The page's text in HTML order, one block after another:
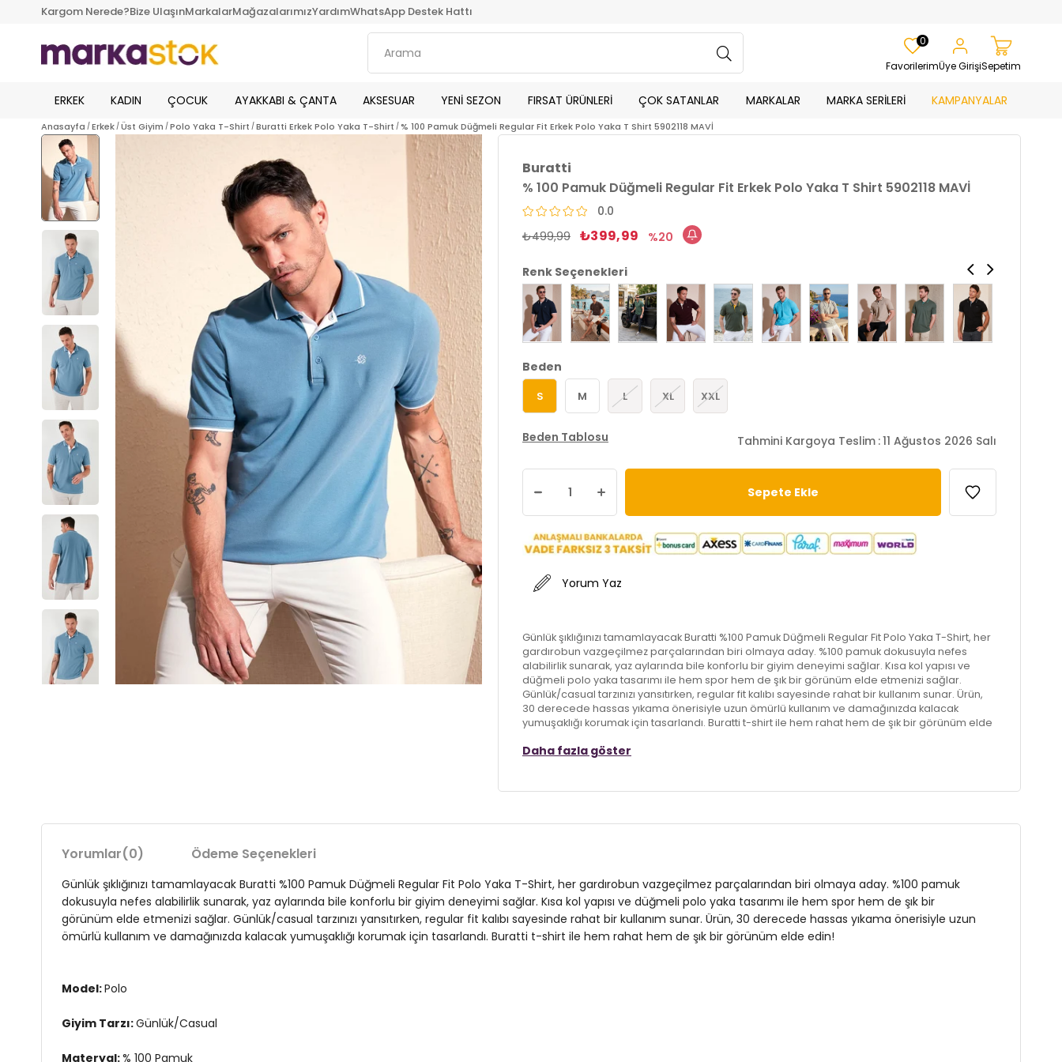
Kargom Nerede?Bize UlaşınMarkalarMağazalarımızYardımWhatsApp Destek Hattı
Favorilerim
0
Üye GirişiSepetim
ERKEK KADIN ÇOCUK AYAKKABI & ÇANTA AKSESUAR YENİ SEZON FIRSAT ÜRÜNLERİ ÇOK SATANLAR MARKALAR MARKA SERİLERİ KAMPANYALAR
Anasayfa Erkek Üst Giyim Polo Yaka T-Shirt Buratti Erkek Polo Yaka T-Shirt % 100 Pamuk Düğmeli Regular Fit Erkek Polo Yaka T Shirt 5902118 MAVİ
Buratti
% 100 Pamuk Düğmeli Regular Fit Erkek Polo Yaka T Shirt 5902118 MAVİ
0.0
₺499,99 ₺399,99 20
Renk Seçenekleri
Beden
S M L XL XXL
Beden Tablosu Tahmini Kargoya Teslim :11 Ağustos 2026 Salı
Yorum Yaz
Günlük şıklığınızı tamamlayacak Buratti %100 Pamuk Düğmeli Regular Fit Polo Yaka T-Shirt, her
gardırobun vazgeçilmez parçalarından biri olmaya aday. %100 pamuk dokusuyla nefes
alabilirlik sunarak, yaz aylarında bile konforlu bir giyim deneyimi sağlar. Kısa kol yapısı ve
düğmeli polo yaka tasarımı ile hem spor hem de şık bir görünüm elde etmenizi sağlar.
Günlük/casual tarzınızı yansıtırken, regular fit kalıbı sayesinde rahat bir kullanım sunar. Ürün,
30 derecede hassas yıkama önerisiyle uzun ömürlü kullanım ve damağınızda kalacak
yumuşaklığı korumak için tasarlandı. Buratti t-shirt ile hem rahat hem de şık bir görünüm elde
Kol Tipi: Kısa Kol
Kumaş Tipi:Belirtilmemiş
Daha fazla göster
Yorumlar(0) Ödeme Seçenekleri
Günlük şıklığınızı tamamlayacak Buratti %100 Pamuk Düğmeli Regular Fit Polo Yaka T-Shirt, her gardırobun vazgeçilmez parçalarından biri olmaya aday. %100 pamuk
dokusuyla nefes alabilirlik sunarak, yaz aylarında bile konforlu bir giyim deneyimi sağlar. Kısa kol yapısı ve düğmeli polo yaka tasarımı ile hem spor hem de şık bir
görünüm elde etmenizi sağlar. Günlük/casual tarzınızı yansıtırken, regular fit kalıbı sayesinde rahat bir kullanım sunar. Ürün, 30 derecede hassas yıkama önerisiyle uzun
ömürlü kullanım ve damağınızda kalacak yumuşaklığı korumak için tasarlandı. Buratti t-shirt ile hem rahat hem de şık bir görünüm elde edin!
Model:Polo
Giyim Tarzı:Günlük/Casual
Materyal:% 100 Pamuk